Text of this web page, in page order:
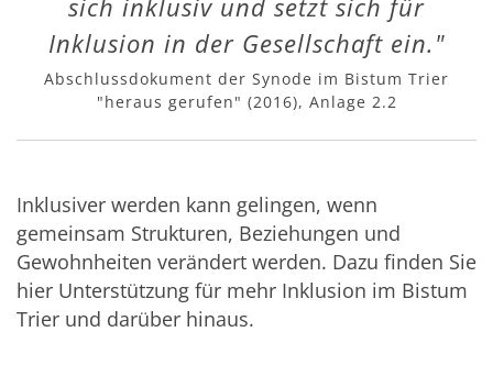
Inklusion in der Gesellschaft ein."
Abschlussdokument der Synode im Bistum Trier
"heraus gerufen" (2016), Anlage 2.2
Inklusiver werden kann gelingen, wenn
gemeinsam Strukturen, Beziehungen und
Gewohnheiten verändert werden. Dazu finden Sie
hier Unterstützung für mehr Inklusion im Bistum
Trier und darüber hinaus.